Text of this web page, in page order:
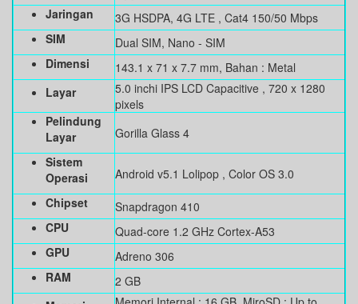
Jaringan
3G HSDPA, 4G LTE , Cat4 150/50 Mbps
SIM
Dual SIM, Nano - SIM
Dimensi
143.1 x 71 x 7.7 mm, Bahan : Metal
Layar
5.0 inchi IPS LCD Capacitive , 720 x 1280
pixels
Pelindung
Layar
Gorilla Glass 4
Sistem
Operasi
Android v5.1 Lolipop , Color OS 3.0
Chipset
Snapdragon 410
CPU
Quad-core 1.2 GHz Cortex-A53
GPU
Adreno 306
RAM
2 GB